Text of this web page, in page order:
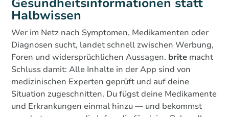
Halbwissen
Wer im Netz nach Symptomen, Medikamenten oder
Diagnosen sucht, landet schnell zwischen Werbung,
Foren und widersprüchlichen Aussagen. brite macht
Schluss damit: Alle Inhalte in der App sind von
medizinischen Experten geprüft und auf deine
Situation zugeschnitten. Du fügst deine Medikamente
und Erkrankungen einmal hinzu — und bekommst